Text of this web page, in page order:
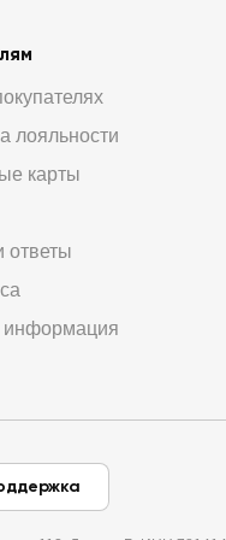
лояльности
карты
ответы
информация